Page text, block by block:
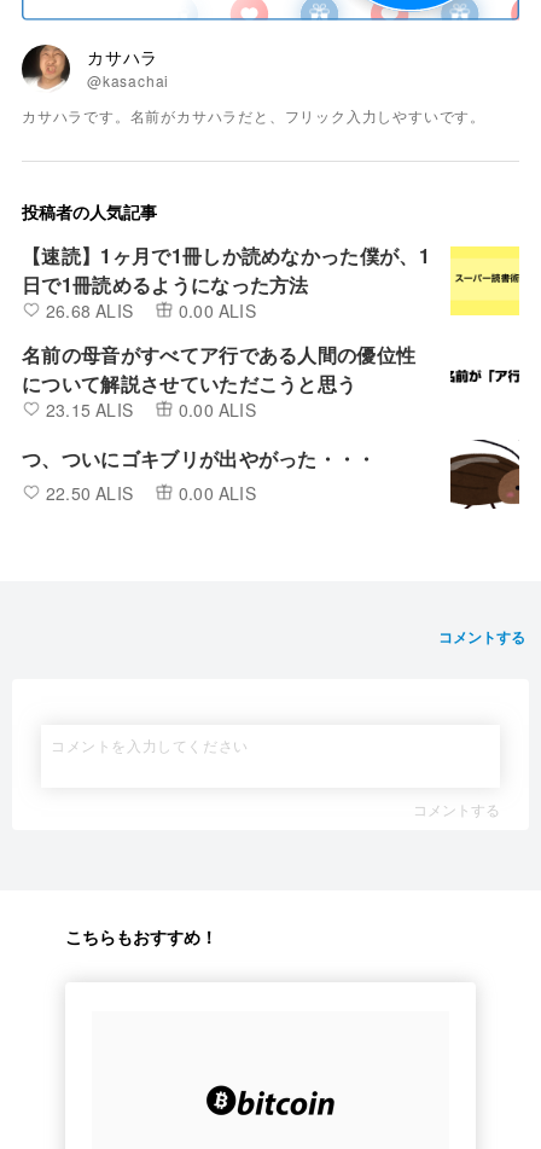
カサハラ
@kasachai
カサハラです。名前がカサハラだと、フリック入力しやすいです。
投稿者の人気記事
【速読】1ヶ月で1冊しか読めなかった僕が、1
日で1冊読めるようになった方法
26.68 ALIS 0.00 ALIS
名前の母音がすべてア行である人間の優位性
について解説させていただこうと思う
23.15 ALIS 0.00 ALIS
つ、ついにゴキブリが出やがった・・・
22.50 ALIS 0.00 ALIS
コメントする
コメントする
こちらもおすすめ！